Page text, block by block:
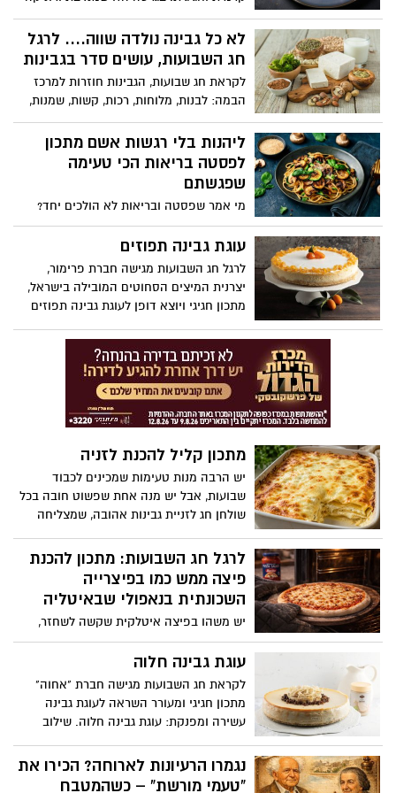
מייזלר, דיאטנית קלינית ויועצת לחברת
הרבלייף, שומרים על המרקם המפנק, אבל
עושים התאמות קטנות: פחות חמאה, שילוב
חמאת שקדים או בוטנים בבסיס, פחות סוכר,
וגבינות מעט קלילות יותר.
לא כל גבינה נולדה שווה.... לרגל
חג השבועות, עושים סדר בגבינות
לקראת חג שבועות, הגבינות חוזרות למרכז
הבמה: לבנות, מלוחות, רכות, קשות, שמנות,
דלות, מסורתיות ומתועשות. מאחורי המגוון
הזה מסתתרת אמת פשוטה: מבחינה
תזונתית, לא כל גבינה נולדה שווה.
ליהנות בלי רגשות אשם מתכון
לפסטה בריאות הכי טעימה
שפגשתם
מי אמר שפסטה ובריאות לא הולכים יחד?
המתכון החדש מאת ורוניקה מייזלר , דיאטנית
קלינית ויועצת לחברת הרבלייף משלב בין
חומרי גלם טריים, טעמים ים-תיכוניים ורוטב
קליל שמלטף את הלשון, ומוכיח שפסטה
יכולה להיות גם חטובה וגם טעימה.
עוגת גבינה תפוזים
לרגל חג השבועות מגישה חברת פרימור,
יצרנית המיצים הסחוטים המובילה בישראל,
מתכון חגיגי ויוצא דופן לעוגת גבינה תפוזים
של חג השבועות לבין ניחוחות הדרים ומראה
עוצר נשימה: עוגת גבינה תפוזים. שילוב
מושלם בין מרקם קטיפתי ועדין לבין טעמו
העמוק והארומטי של התפוז, המעניק לעוגה
פרשנות חדשה ומפתיעה לקינוח החג
אופי, מעוטרת בתפוזים מסוכרים ובתפוז ננסי
מסוכר, ההופכים אותה למרכז שולחן חג
יוקרתי ומלא בסטייל.
מתכון קליל להכנת לזניה
יש הרבה מנות טעימות שמכינים לכבוד
שבועות, אבל יש מנה אחת שפשוט חובה בכל
שולחן חג לזניית גבינות אהובה, שמצליחה
לכם מתכון מנצח, קליל במיוחד, עם שכבות
רכות והמון גבינות נמסות ומפנקות שכולם
ירצו לקחת מהן עוד מנה.
לרגל חג השבועות: מתכון להכנת
פיצה ממש כמו בפיצרייה
השכונתית בנאפולי שבאיטליה
יש משהו בפיצה איטלקית שקשה לשחזר,
הרוטב העשיר, האיזון המדויק בין כל
המרכיבים והבצק האוורירי. אבל האמת היא
שלא חייבים לטוס לאיטליה כדי ליהנות
מפיצה כזו. עם חומרי גלם נכונים, קצת
סבלנות וטכניקה פשוטה, אפשר להכין בבית
חג השבועות מתכון להכנת פיצה, בדיוק כמו
בפיצרייה באיטליה, וזאת לרגל השקת רוטב
עוגת גבינה חלוה
לקראת חג השבועות מגישה חברת "אחוה"
מתכון חגיגי ומעורר השראה לעוגת גבינה
עשירה ומפנקת: עוגת גבינה חלוה. שילוב
היוצרים קינוח חגיגי ומרשים במיוחד. העוגה
מאזנת בין המסורת המוכרת של עוגת הגבינה
נגמרו הרעיונות לארוחה? הכירו את
“טעמי מורשת” – כשהמטבח